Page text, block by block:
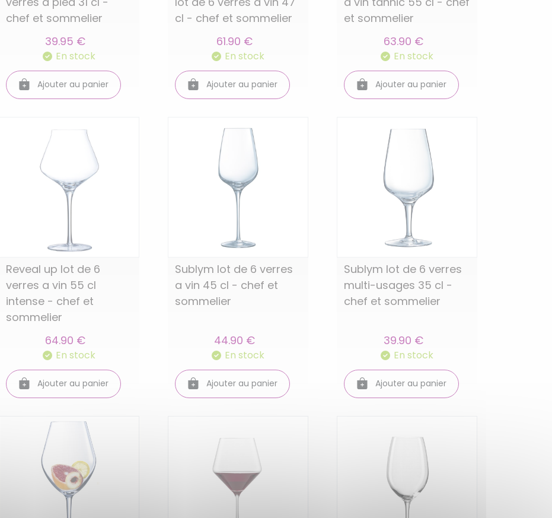
chef et sommelier
39.95 €
En stock
Ajouter au panier
cl - chef et sommelier
61.90 €
En stock
Ajouter au panier
et sommelier
63.90 €
En stock
Ajouter au panier
Reveal up lot de 6
verres a vin 55 cl
intense - chef et
sommelier
64.90 €
En stock
Ajouter au panier
Sublym lot de 6 verres
a vin 45 cl - chef et
sommelier
44.90 €
En stock
Ajouter au panier
Sublym lot de 6 verres
multi-usages 35 cl -
chef et sommelier
39.90 €
En stock
Ajouter au panier